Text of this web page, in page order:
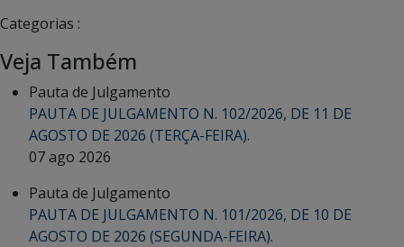
Categorias :
Veja Também
Pauta de Julgamento
PAUTA DE JULGAMENTO N. 102/2026, DE 11 DE
AGOSTO DE 2026 (TERÇA-FEIRA).
07 ago 2026
Pauta de Julgamento
PAUTA DE JULGAMENTO N. 101/2026, DE 10 DE
AGOSTO DE 2026 (SEGUNDA-FEIRA).